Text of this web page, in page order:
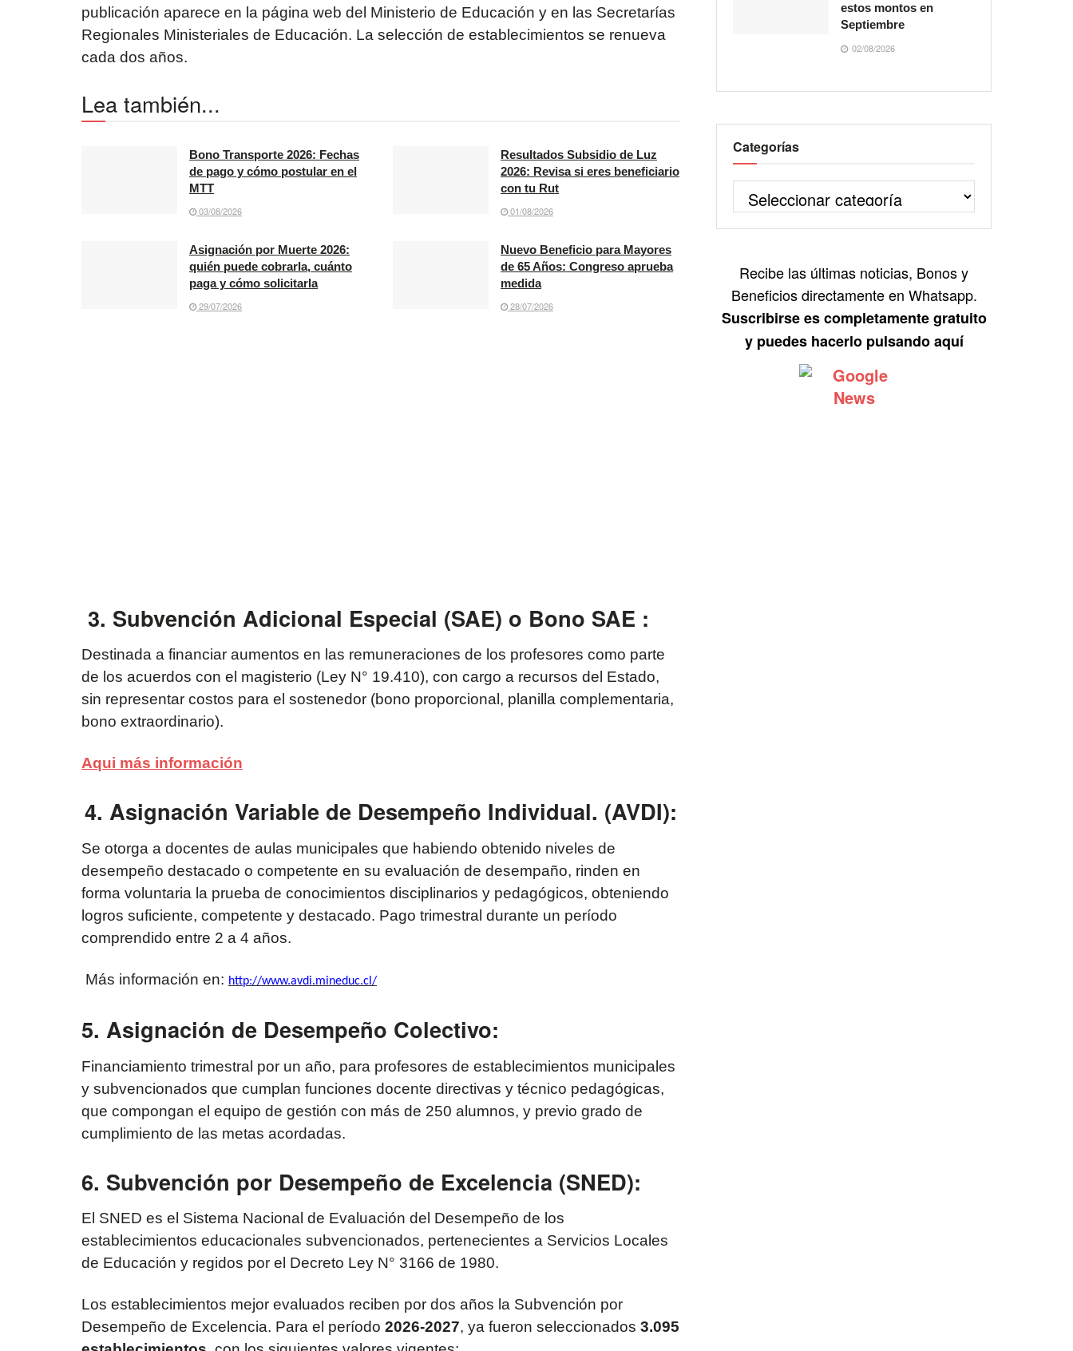
publicación aparece en la página web del Ministerio de Educación y en las Secretarías
Regionales Ministeriales de Educación. La selección de establecimientos se renueva
cada dos años.
Lea también...
Bono Transporte 2026: Fechas
de pago y cómo postular en el
MTT
03/08/2026
Resultados Subsidio de Luz
2026: Revisa si eres beneficiario
con tu Rut
01/08/2026
Asignación por Muerte 2026:
quién puede cobrarla, cuánto
paga y cómo solicitarla
29/07/2026
Nuevo Beneficio para Mayores
de 65 Años: Congreso aprueba
medida
28/07/2026
3. Subvención Adicional Especial (SAE) o Bono SAE :
Destinada a financiar aumentos en las remuneraciones de los profesores como parte
de los acuerdos con el magisterio (Ley N° 19.410), con cargo a recursos del Estado,
sin representar costos para el sostenedor (bono proporcional, planilla complementaria,
bono extraordinario).
Aqui más información
4. Asignación Variable de Desempeño Individual. (AVDI):
Se otorga a docentes de aulas municipales que habiendo obtenido niveles de
desempeño destacado o competente en su evaluación de desempaño, rinden en
forma voluntaria la prueba de conocimientos disciplinarios y pedagógicos, obteniendo
logros suficiente, competente y destacado. Pago trimestral durante un período
comprendido entre 2 a 4 años.
Más información en: http://www.avdi.mineduc.cl/
5. Asignación de Desempeño Colectivo:
Financiamiento trimestral por un año, para profesores de establecimientos municipales
y subvencionados que cumplan funciones docente directivas y técnico pedagógicas,
que compongan el equipo de gestión con más de 250 alumnos, y previo grado de
cumplimiento de las metas acordadas.
6. Subvención por Desempeño de Excelencia (SNED):
El SNED es el Sistema Nacional de Evaluación del Desempeño de los
establecimientos educacionales subvencionados, pertenecientes a Servicios Locales
de Educación y regidos por el Decreto Ley N° 3166 de 1980.
Los establecimientos mejor evaluados reciben por dos años la Subvención por
Desempeño de Excelencia. Para el período 2026-2027, ya fueron seleccionados 3.095
estos montos en
Septiembre
02/08/2026
Categorías
Recibe las últimas noticias, Bonos y
Beneficios directamente en Whatsapp.
Suscribirse es completamente gratuito
y puedes hacerlo pulsando aquí